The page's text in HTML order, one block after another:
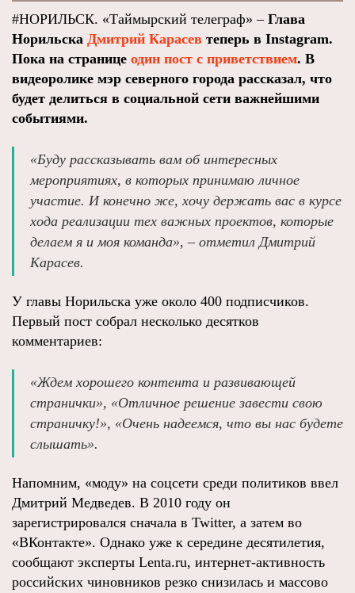
#НОРИЛЬСК. «Таймырский телеграф» – Глава
Норильска Дмитрий Карасев теперь в Instagram.
Пока на странице один пост с приветствием. В
видеоролике мэр северного города рассказал, что
будет делиться в социальной сети важнейшими
событиями.
«Буду рассказывать вам об интересных
мероприятиях, в которых принимаю личное
участие. И конечно же, хочу держать вас в курсе
хода реализации тех важных проектов, которые
делаем я и моя команда», – отметил Дмитрий
Карасев.
У главы Норильска уже около 400 подписчиков.
Первый пост собрал несколько десятков
комментариев:
«Ждем хорошего контента и развивающей
странички», «Отличное решение завести свою
страничку!», «Очень надеемся, что вы нас будете
слышать».
Напомним, «моду» на соцсети среди политиков ввел
Дмитрий Медведев. В 2010 году он
зарегистрировался сначала в Twitter, а затем во
«ВКонтакте». Однако уже к середине десятилетия,
сообщают эксперты Lenta.ru, интернет-активность
российских чиновников резко снизилась и массово